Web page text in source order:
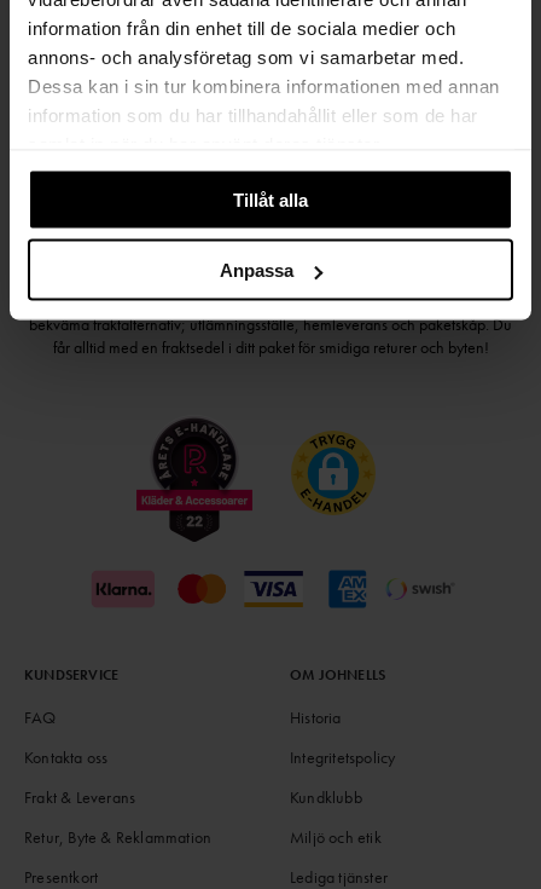
information från din enhet till de sociala medier och
annons- och analysföretag som vi samarbetar med.
Dessa kan i sin tur kombinera informationen med annan
information som du har tillhandahållit eller som de har
Tillåt alla
Anpassa
Håll dig uppdaterad
HANDLA TRYGGT OCH SMIDIGT
Välj det betalsätt som passar dig med Klarna. Vi på Johnells erbjuder flera
bekväma fraktalternativ; utlämningsställe, hemleverans och paketskåp. Du
får alltid med en fraktsedel i ditt paket för smidiga returer och byten!
KUNDSERVICE
FAQ
Kontakta oss
Frakt & Leverans
Retur, Byte & Reklammation
Presentkort
OM JOHNELLS
Historia
Integritetspolicy
Kundklubb
Miljö och etik
Lediga tjänster